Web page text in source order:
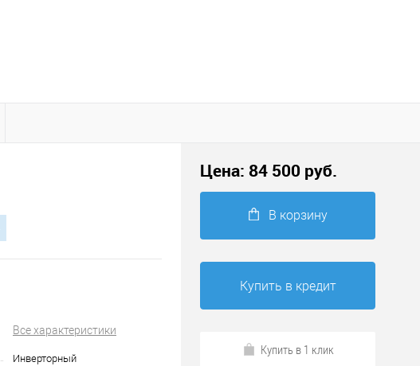
Все характеристики
Инверторный
Цена: 84 500 руб.
В корзину
Купить в кредит
Купить в 1 клик